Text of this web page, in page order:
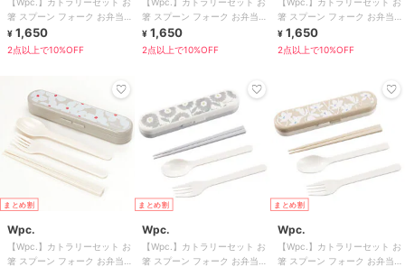
箸 スプーン フォーク お弁当
レディース かわいい おしゃれ
¥ 1,650
2点以上で10%OFF
箸 スプーン フォーク お弁当
レディース かわいい おしゃれ
¥ 1,650
2点以上で10%OFF
箸 スプーン フォーク お弁当
レディース かわいい おしゃれ
¥ 1,650
2点以上で10%OFF
まとめ割
Wpc.
【Wpc.】カトラリーセット お
箸 スプーン フォーク お弁当
まとめ割
Wpc.
【Wpc.】カトラリーセット お
箸 スプーン フォーク お弁当
まとめ割
Wpc.
【Wpc.】カトラリーセット お
箸 スプーン フォーク お弁当